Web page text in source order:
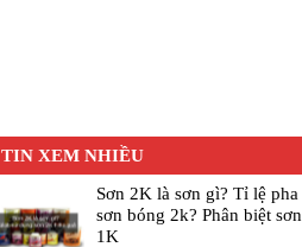
TIN XEM NHIỀU
Sơn 2K là sơn gì? Tỉ lệ pha
sơn bóng 2k? Phân biệt sơn
1K